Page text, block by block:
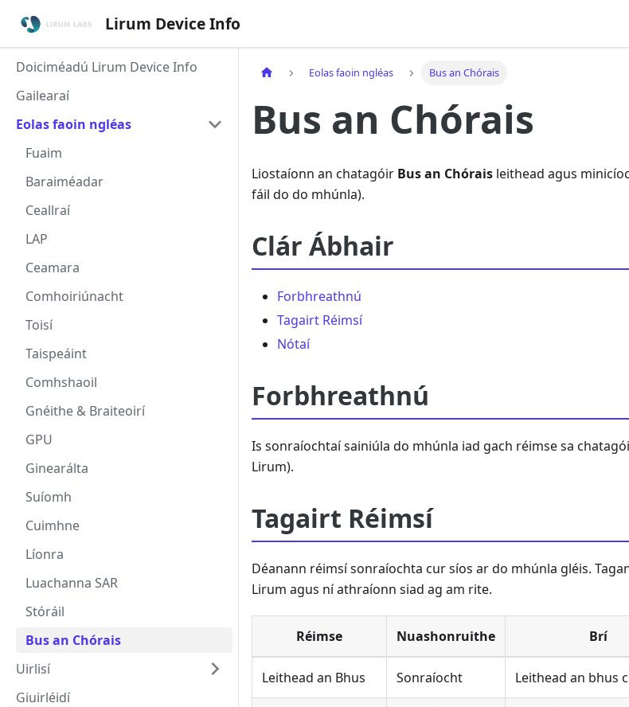
Lirum Device Info
Doiciméadú Lirum Device Info
Gailearaí
Eolas faoin ngléas
Fuaim
Baraiméadar
Ceallraí
LAP
Ceamara
Comhoiriúnacht
Toisí
Taispeáint
Comhshaoil
Gnéithe & Braiteoirí
GPU
Ginearálta
Suíomh
Cuimhne
Líonra
Luachanna SAR
Stóráil
Bus an Chórais
Uirlisí
Giuirléidí
Eolas faoin ngléas Bus an Chórais
Bus an Chórais
Liostaíonn an chatagóir Bus an Chórais leithead agus
fáil do do mhúnla).
Clár Ábhair
Forbhreathnú
Tagairt Réimsí
Nótaí
Forbhreathnú
Is sonraíochtaí sainiúla do mhúnla iad gach réimse sa
Lirum).
Tagairt Réimsí
Déanann réimsí sonraíochta cur síos ar do mhúnla gléis.
Lirum agus ní athraíonn siad ag am rite.
Réimse Nuashonruithe Brí
Leithead an Bhus Sonraíocht Leithead an bhus